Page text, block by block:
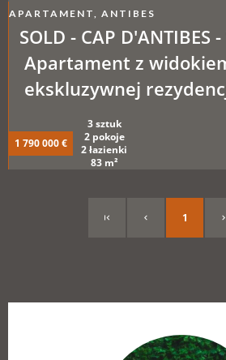
APARTAMENT, ANTIBES
SOLD - CAP D'ANTIBES
Apartament z
ekskluzywnej
1 790 000 €
3 sztuk
2 pokoje
2 łazienki
83 m²
1